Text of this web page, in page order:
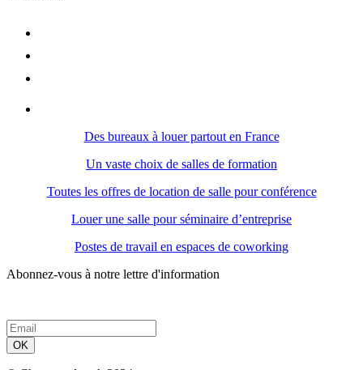
Des bureaux à louer partout en France
Un vaste choix de salles de formation
Toutes les offres de location de salle pour conférence
Louer une salle pour séminaire d’entreprise
Postes de travail en espaces de coworking
Abonnez-vous à notre lettre d'information
OK